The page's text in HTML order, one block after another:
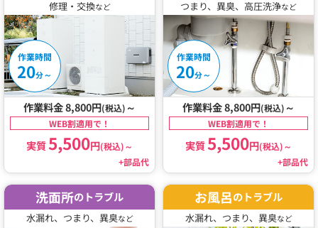
修理・交換など
作業時間
20分～
作業料金 8,800円(税込) ～
WEB割適用で！
実質5,500円(税込)～
+部品代
つまり、異臭、高圧洗浄など
作業時間
20分～
作業料金 8,800円(税込) ～
WEB割適用で！
実質5,500円(税込)～
+部品代
洗面所のトラブル
水漏れ、つまり、異臭など
お風呂のトラブル
水漏れ、つまり、異臭など